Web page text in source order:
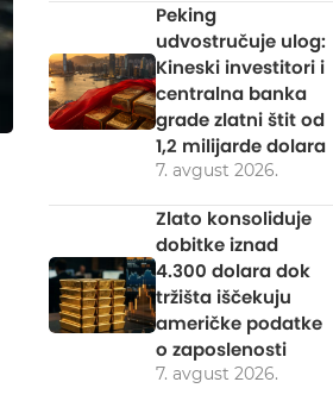
Peking
udvostručuje ulog:
Kineski investitori i
centralna banka
grade zlatni štit od
1,2 milijarde dolara
7. avgust 2026.
Zlato konsoliduje
dobitke iznad
4.300 dolara dok
tržišta iščekuju
američke podatke
o zaposlenosti
7. avgust 2026.